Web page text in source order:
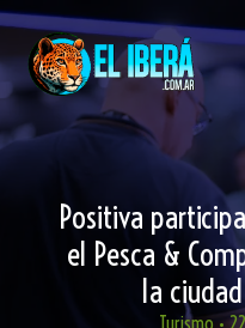
Ir
contenido
Positiva
el Pesca &
la
Turismo •